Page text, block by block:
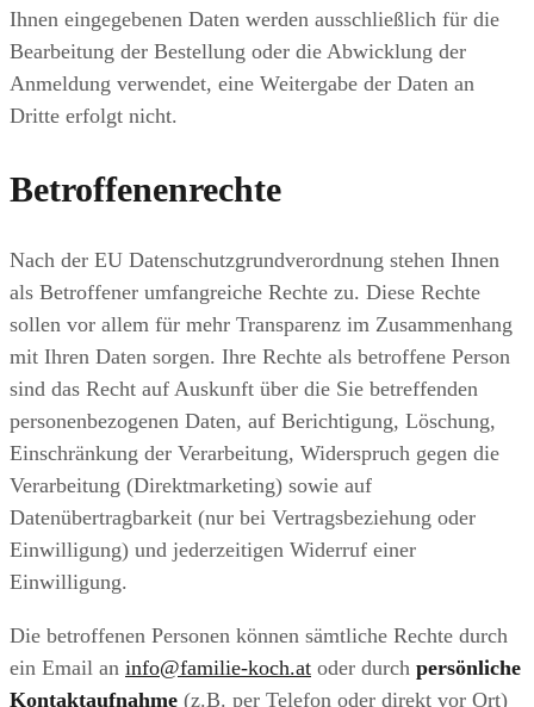
Ihnen eingegebenen Daten werden ausschließlich für die
Bearbeitung der Bestellung oder die Abwicklung der
Anmeldung verwendet, eine Weitergabe der Daten an
Dritte erfolgt nicht.
Betroffenenrechte
Nach der EU Datenschutzgrundverordnung stehen Ihnen
als Betroffener umfangreiche Rechte zu. Diese Rechte
sollen vor allem für mehr Transparenz im Zusammenhang
mit Ihren Daten sorgen. Ihre Rechte als betroffene Person
sind das Recht auf Auskunft über die Sie betreffenden
personenbezogenen Daten, auf Berichtigung, Löschung,
Einschränkung der Verarbeitung, Widerspruch gegen die
Verarbeitung (Direktmarketing) sowie auf
Datenübertragbarkeit (nur bei Vertragsbeziehung oder
Einwilligung) und jederzeitigen Widerruf einer
Einwilligung.
Die betroffenen Personen können sämtliche Rechte durch
ein Email an info@familie-koch.at oder durch persönliche
Kontaktaufnahme (z.B. per Telefon oder direkt vor Ort)